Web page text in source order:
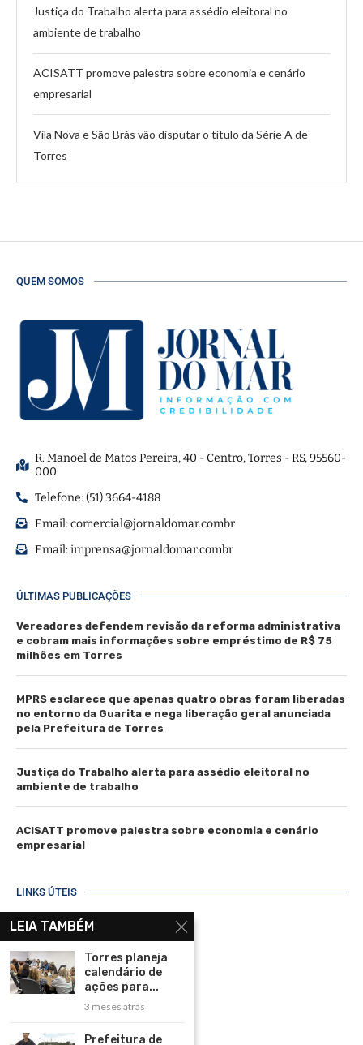
Justiça do Trabalho alerta para assédio eleitoral no
ambiente de trabalho
ACISATT promove palestra sobre economia e cenário
empresarial
Vila Nova e São Brás vão disputar o título da Série A de
Torres
QUEM SOMOS
R. Manoel de Matos Pereira, 40 - Centro, Torres - RS, 95560-
000
Telefone: (51) 3664-4188
Email:comercial@jornaldomar.combr
Email:imprensa@jornaldomar.combr
ÚLTIMAS PUBLICAÇÕES
Vereadores defendem revisão da reforma administrativa
e cobram mais informações sobre empréstimo de R$ 75
milhões em Torres
MPRS esclarece que apenas quatro obras foram liberadas
no entorno da Guarita e nega liberação geral anunciada
pela Prefeitura de Torres
Justiça do Trabalho alerta para assédio eleitoral no
ambiente de trabalho
ACISATT promove palestra sobre economia e cenário
empresarial
LINKS ÚTEIS
Home
Assinar
Contato
Política de Privacidade
LEIA TAMBÉM
Torres planeja
calendário de
ações para...
3 meses atrás
Prefeitura de